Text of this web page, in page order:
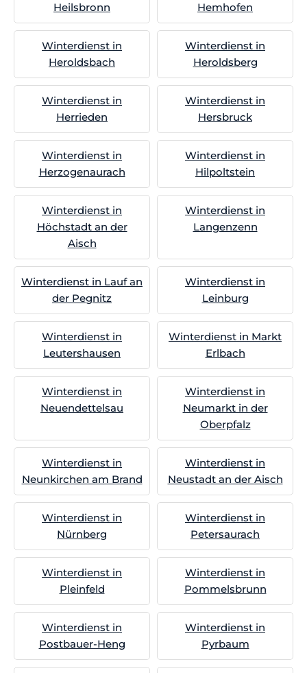
Heilsbronn
Hemhofen
Winterdienst in
Heroldsbach
Winterdienst in
Heroldsberg
Winterdienst in
Herrieden
Winterdienst in
Hersbruck
Winterdienst in
Herzogenaurach
Winterdienst in
Hilpoltstein
Winterdienst in
Höchstadt an der
Aisch
Winterdienst in
Langenzenn
Winterdienst in Lauf an
der Pegnitz
Winterdienst in
Leinburg
Winterdienst in
Leutershausen
Winterdienst in Markt
Erlbach
Winterdienst in
Neuendettelsau
Winterdienst in
Neumarkt in der
Oberpfalz
Winterdienst in
Neunkirchen am Brand
Winterdienst in
Neustadt an der Aisch
Winterdienst in
Nürnberg
Winterdienst in
Petersaurach
Winterdienst in
Pleinfeld
Winterdienst in
Pommelsbrunn
Winterdienst in
Postbauer-Heng
Winterdienst in
Pyrbaum